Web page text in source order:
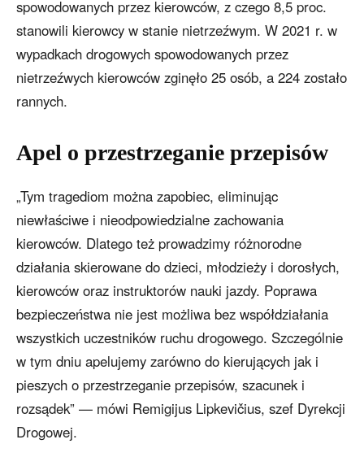
spowodowanych przez kierowców, z czego 8,5 proc.
stanowili kierowcy w stanie nietrzeźwym. W 2021 r. w
wypadkach drogowych spowodowanych przez
nietrzeźwych kierowców zginęło 25 osób, a 224 zostało
rannych.
Apel o przestrzeganie przepisów
„Tym tragediom można zapobiec, eliminując
niewłaściwe i nieodpowiedzialne zachowania
kierowców. Dlatego też prowadzimy różnorodne
działania skierowane do dzieci, młodzieży i dorosłych,
kierowców oraz instruktorów nauki jazdy. Poprawa
bezpieczeństwa nie jest możliwa bez współdziałania
wszystkich uczestników ruchu drogowego. Szczególnie
w tym dniu apelujemy zarówno do kierujących jak i
pieszych o przestrzeganie przepisów, szacunek i
rozsądek” — mówi Remigijus Lipkevičius, szef Dyrekcji
Drogowej.